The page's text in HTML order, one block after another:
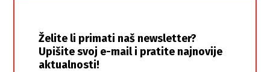
Želite li primati naš newsletter?
Upišite svoj e-mail i pratite najnovije
aktualnosti!